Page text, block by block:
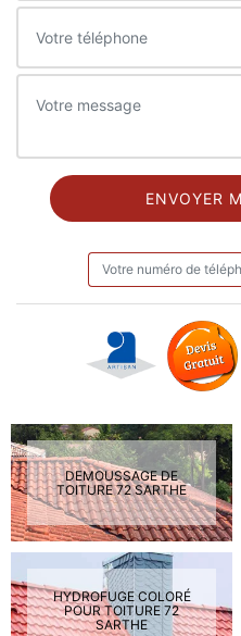
DEMOUSSAGE DE
TOITURE 72 SARTHE
HYDROFUGE COLORÉ
POUR TOITURE 72
SARTHE